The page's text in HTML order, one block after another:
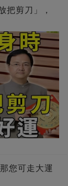
把剪刀」，
您可走大運